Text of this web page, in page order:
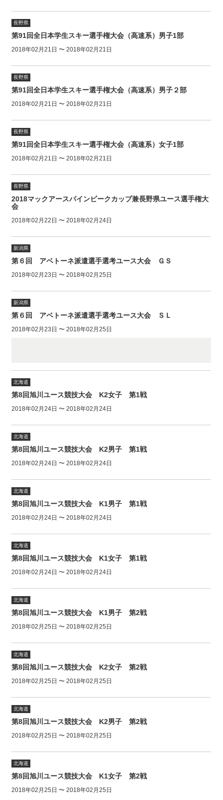
長野県
第91回全日本学生スキー選手権大会（高速系）男子1部
2018年02月21日 〜 2018年02月21日
長野県
第91回全日本学生スキー選手権大会（高速系）男子２部
2018年02月21日 〜 2018年02月21日
長野県
第91回全日本学生スキー選手権大会（高速系）女子1部
2018年02月21日 〜 2018年02月21日
長野県
2018マックアースパインビークカップ兼長野県ユース選手権大
会
2018年02月22日 〜 2018年02月24日
新潟県
第６回 アベトーネ派遣選手選考ユース大会 ＧＳ
2018年02月23日 〜 2018年02月25日
新潟県
第６回 アベトーネ派遣選手選考ユース大会 ＳＬ
2018年02月23日 〜 2018年02月25日
北海道
第8回旭川ユース競技大会 K2女子 第1戦
2018年02月24日 〜 2018年02月24日
北海道
第8回旭川ユース競技大会 K2男子 第1戦
2018年02月24日 〜 2018年02月24日
北海道
第8回旭川ユース競技大会 K1男子 第1戦
2018年02月24日 〜 2018年02月24日
北海道
第8回旭川ユース競技大会 K1女子 第1戦
2018年02月24日 〜 2018年02月24日
北海道
第8回旭川ユース競技大会 K1男子 第2戦
2018年02月25日 〜 2018年02月25日
北海道
第8回旭川ユース競技大会 K2女子 第2戦
2018年02月25日 〜 2018年02月25日
北海道
第8回旭川ユース競技大会 K2男子 第2戦
2018年02月25日 〜 2018年02月25日
北海道
第8回旭川ユース競技大会 K1女子 第2戦
2018年02月25日 〜 2018年02月25日